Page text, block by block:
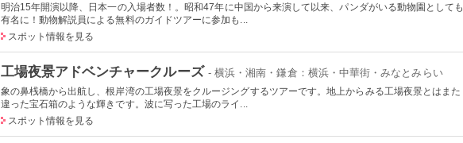
明治15年開演以降、日本一の入場者数！。昭和47年に中国から来演して以来、パンダがいる動物園としても
有名に！動物解説員による無料のガイドツアーに参加も...
スポット情報を見る
工場夜景アドベンチャークルーズ - 横浜・湘南・鎌倉：横浜・中華街・みなとみらい
象の鼻桟橋から出航し、根岸湾の工場夜景をクルージングするツアーです。地上からみる工場夜景とはまた
違った宝石箱のような輝きです。波に写った工場のライ...
スポット情報を見る